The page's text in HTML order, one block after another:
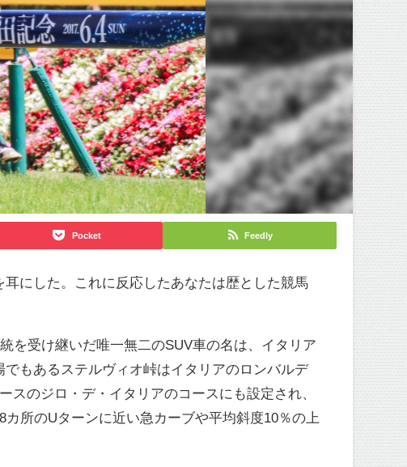
Pocket Feedly
にした。これに反応したあなたは歴とした競馬
を受け継いだ唯一無二のSUV車の名は、イタリア
もあるステルヴィオ峠はイタリアのロンバルデ
スのジロ・デ・イタリアのコースにも設定され、
所のUターンに近い急カーブや平均斜度10％の上